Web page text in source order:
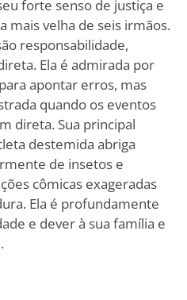
forte senso de justiça e
mais velha de seis irmãos.
responsabilidade,
Ela é admirada por
apontar erros, mas
quando os eventos
direta. Sua principal
destemida abriga
de insetos e
cômicas exageradas
Ela é profundamente
e dever à sua família e